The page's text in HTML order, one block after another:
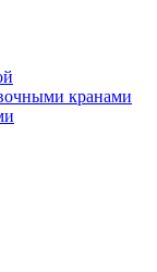
кранами